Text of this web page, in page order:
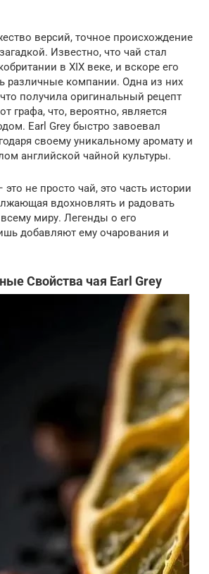
версий, точное происхождение
Известно, что чай стал
в XIX веке, и вскоре его
различные компании. Одна из них
получила оригинальный рецепт
графа, что, вероятно, является
Earl Grey быстро завоевал
своему уникальному аромату и
английской чайной культуры.
это не просто чай, это часть истории
вдохновлять и радовать
миру. Легенды о его
добавляют ему очарования и
Свойства чая Earl Grey